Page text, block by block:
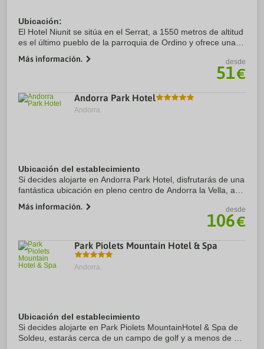
Ubicación:
El Hotel Niunit se sitúa en el Serrat, a 1550 metros de altitud
es el último pueblo de la parroquia de Ordino y ofrece una
agradables donde nuestros huéspedes podrán gozar ...
Más información. desde
51€
Andorra Park Hotel
Andorra.
Ubicación del establecimiento
Si decides alojarte en Andorra Park Hotel, disfrutarás de una
fantástica ubicación en pleno centro de Andorra la Vella, a
a otros 5 en coche de ...
Más información. desde
106€
Park Piolets Mountain Hotel & Spa
Andorra.
Ubicación del establecimiento
Si decides alojarte en Park Piolets MountainHotel & Spa de
Soldeu, estarás cerca de un campo de golf y a menos de 15